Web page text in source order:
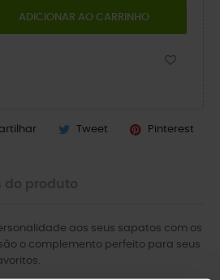
ADICIONAR AO CARRINHO
Tweet Pinterest
aos seus sapatos com os
o complemento perfeito para seus